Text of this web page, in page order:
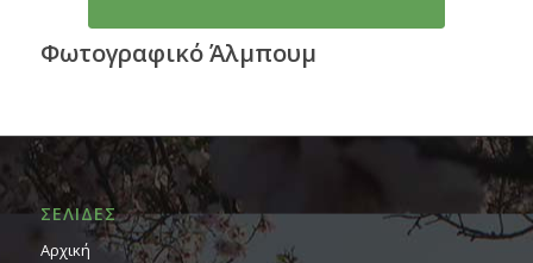
Φωτογραφικό Άλμπουμ
ΣΕΛΙΔΕΣ
Αρχική